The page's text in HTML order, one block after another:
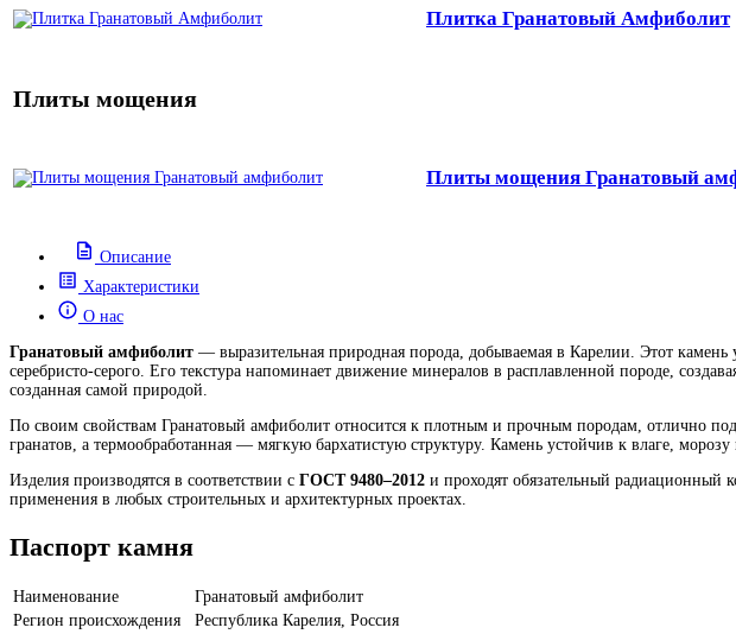
Плитка Гранатовый Амфиболит
Плиты мощения
Плиты мощения Гранатовый
Описание
Характеристики
О нас
Гранатовый амфиболит — выразительная природная порода, добываемая в Карелии. Этот
серебристо-серого. Его текстура напоминает движение минералов в расплавленной породе,
созданная самой природой.
По своим свойствам Гранатовый амфиболит относится к плотным и прочным породам, отлично
гранатов, а термообработанная — мягкую бархатистую структуру. Камень устойчив к влаге,
Изделия производятся в соответствии с ГОСТ 9480–2012 и проходят обязательный радиационный
применения в любых строительных и архитектурных проектах.
Паспорт камня
Наименование
Гранатовый амфиболит
Регион происхождения
Республика Карелия, Россия